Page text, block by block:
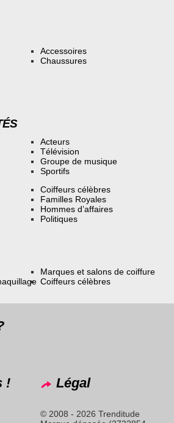
Accessoires
Chaussures
Acteurs
Télévision
Groupe de musique
Sportifs
Coiffeurs célèbres
Familles Royales
Hommes d’affaires
Politiques
Marques et salons de coiffure
Coiffeurs célèbres
! Légal
© 2008 - 2026 Trenditude